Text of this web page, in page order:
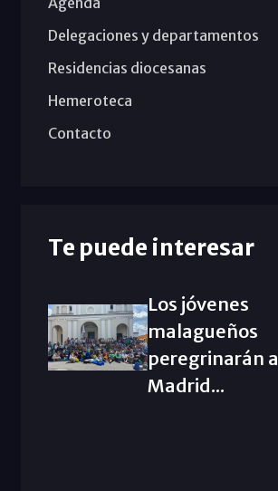
Delegaciones y departamentos
Residencias diocesanas
Hemeroteca
Contacto
Te puede interesar
Los jóvenes
malagueños
peregrinarán a
Madrid...